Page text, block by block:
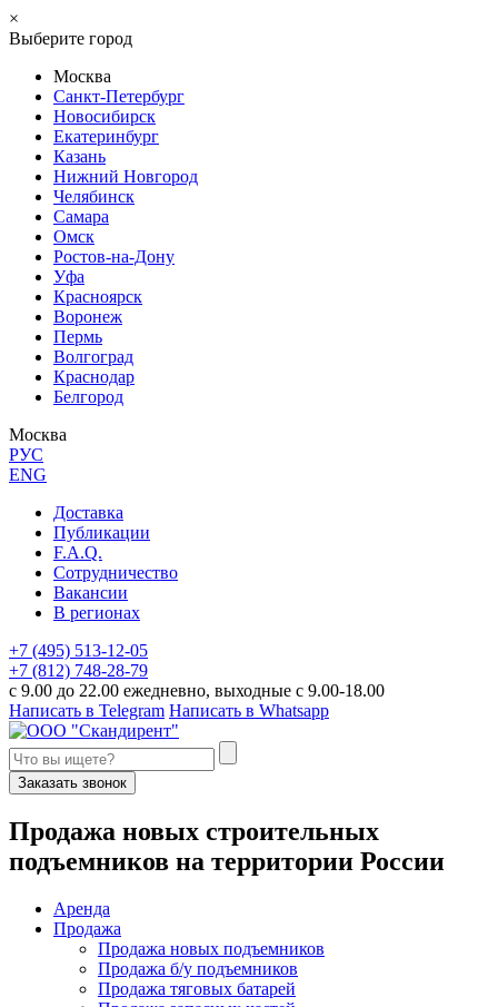
×
Выберите город
Москва
Санкт-Петербург
Новосибирск
Екатеринбург
Казань
Нижний Новгород
Челябинск
Самара
Омск
Ростов-на-Дону
Уфа
Красноярск
Воронеж
Пермь
Волгоград
Краснодар
Белгород
Москва
РУС
ENG
Доставка
Публикации
F.A.Q.
Сотрудничество
Вакансии
В регионах
+7 (495) 513-12-05
+7 (812) 748-28-79
с 9.00 до 22.00 ежедневно, выходные с 9.00-18.00
Написать в Telegram Написать в Whatsapp
Заказать звонок
Продажа новых строительных
подъемников на территории России
Аренда
Продажа
Продажа новых подъемников
Продажа б/у подъемников
Продажа тяговых батарей